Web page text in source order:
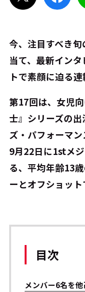
今、注目すべき
当て、最新イン
トで素顔に迫る
第17回は、女児
士』シリーズの
ズ・パフォーマン
9月22日に1stメ
る、平均年齢13
ーとオフショット
目次
メンバー6名を